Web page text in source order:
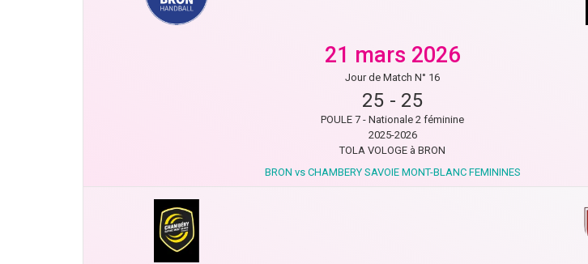
21 mars 2026
Jour de Match N° 16
25 - 25
POULE 7 - Nationale 2 féminine
2025-2026
TOLA VOLOGE à BRON
BRON vs CHAMBERY SAVOIE MONT-BLANC FEMININES